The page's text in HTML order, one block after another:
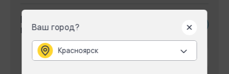
Калькулятор
подключений
Ваш город?
Красноярск